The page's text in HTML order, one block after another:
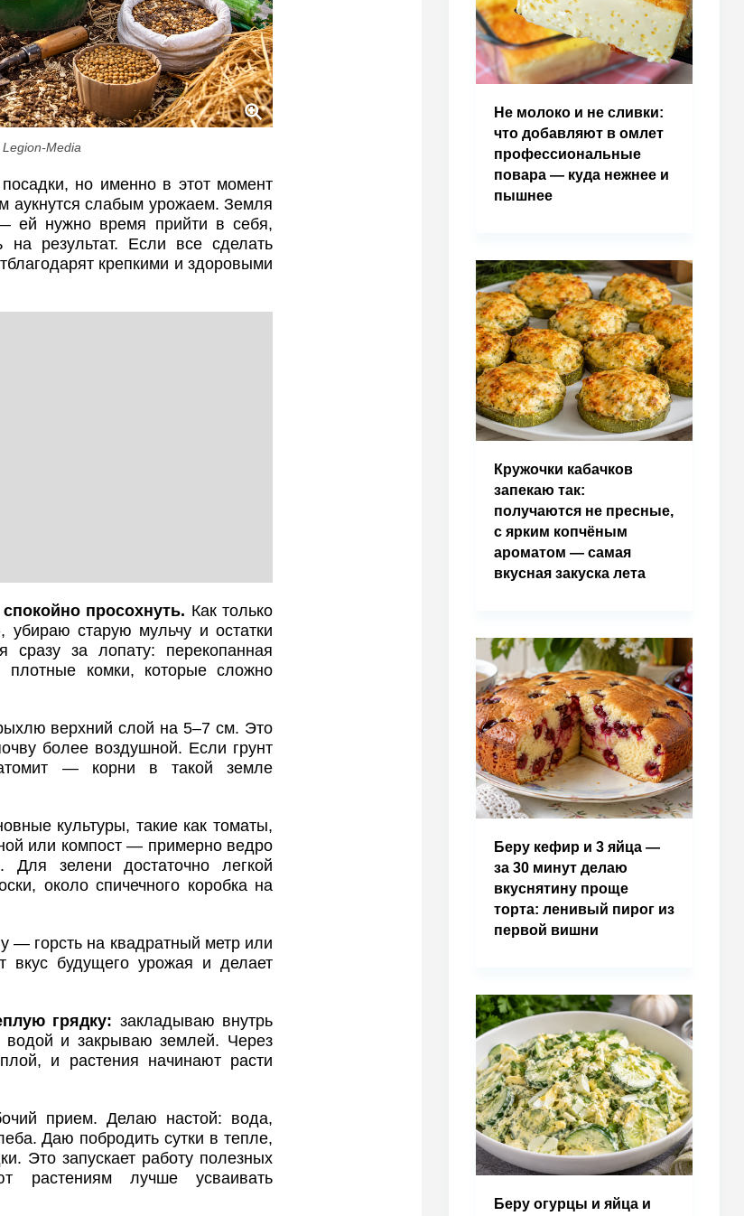
Media
но именно в этот момент
аукнутся слабым урожаем. Земля
ей нужно время прийти в себя,
на результат. Если все сделать
крепкими и здоровыми
спокойно просохнуть. Как только
убираю старую мульчу и остатки
сразу за лопату: перекопанная
комки, которые сложно
верхний слой на 5–7 см. Это
более воздушной. Если грунт
— корни в такой земле
культуры, такие как томаты,
или компост — примерно ведро
зелени достаточно легкой
около спичечного коробка на
— горсть на квадратный метр или
вкус будущего урожая и делает
грядку: закладываю внутрь
водой и закрываю землей. Через
и растения начинают расти
прием. Делаю настой: вода,
Даю побродить сутки в тепле,
Это запускает работу полезных
растениям лучше усваивать
Не молоко и не сливки:
что добавляют в омлет
профессиональные
повара — куда нежнее и
пышнее
Кружочки кабачков
запекаю так:
получаются не пресные,
с ярким копчёным
ароматом — самая
вкусная закуска лета
Беру кефир и 3 яйца —
за 30 минут делаю
вкуснятину проще
торта: ленивый пирог из
первой вишни
Беру огурцы и яйца и